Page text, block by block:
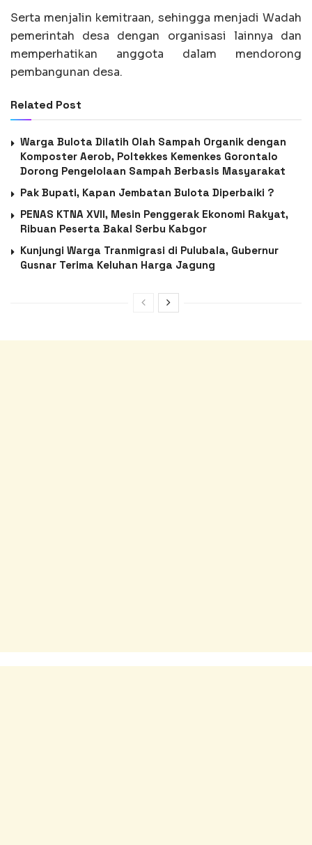
Serta menjalin kemitraan, sehingga menjadi Wadah
pemerintah desa dengan organisasi lainnya dan
memperhatikan anggota dalam mendorong
pembangunan desa.
Related Post
Warga Bulota Dilatih Olah Sampah Organik dengan
Komposter Aerob, Poltekkes Kemenkes Gorontalo
Dorong Pengelolaan Sampah Berbasis Masyarakat
Pak Bupati, Kapan Jembatan Bulota Diperbaiki ?
PENAS KTNA XVII, Mesin Penggerak Ekonomi Rakyat,
Ribuan Peserta Bakal Serbu Kabgor
Kunjungi Warga Tranmigrasi di Pulubala, Gubernur
Gusnar Terima Keluhan Harga Jagung